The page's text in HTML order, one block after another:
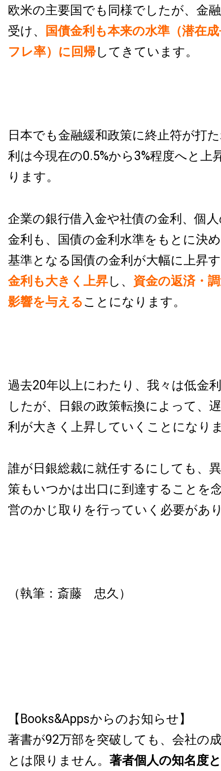
欧米の主要国でも同様でしたが、金
受け、
国債金利も本来の水準（潜在
フレ率）に回帰してきています。
日本でも金融緩和政策に終止符が打
利は今現在の0.5%から3%程度へと上
ります。
企業の銀行借入金や社債の金利、個
金利も、国債の金利水準をもとに決
基準となる国債の金利が大幅に上昇
金利も大きく上昇し、 資金の返済・
影響を与える ことになります。
過去20年以上にわたり、我々は低金
したが、日銀の政策転換によって、
利が大きく上昇していくことになり
誰が日銀総裁に就任するにしても、
策もいつかは出口に到達することを
営のかじ取りを行っていく必要があ
（執筆：斎藤 忠久）
【Books&Appsからのお知らせ】
著書が92万部を突破しても、会社の
とは限りません。 著者個人の知名度